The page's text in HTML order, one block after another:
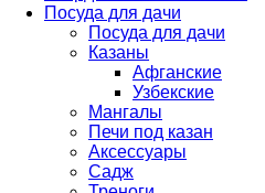
Посуда для дачи
Посуда для дачи
Казаны
Афганские
Узбекские
Мангалы
Печи под казан
Аксессуары
Садж